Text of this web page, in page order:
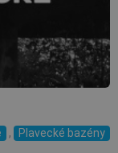
, Plavecké bazény